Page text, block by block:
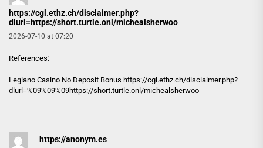
https://cgl.ethz.ch/disclaimer.php?
dlurl=https://short.turtle.onl/michealsherwoo
2026-07-10 at 07:20
References:
Legiano Casino No Deposit Bonus https://cgl.ethz.ch/disclaimer.php?
dlurl=%09%09%09https://short.turtle.onl/michealsherwoo
https://anonym.es